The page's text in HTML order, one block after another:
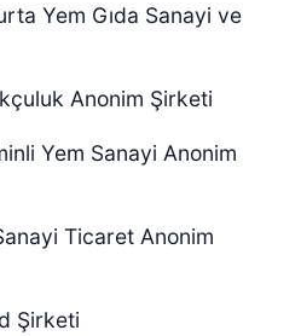
Yem Gıda Sanayi ve
Anonim Şirketi
Yem Sanayi Anonim
Ticaret Anonim
Şirketi